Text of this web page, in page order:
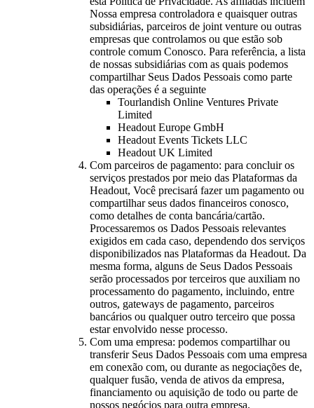
Nossa empresa controladora e quaisquer outras
subsidiárias, parceiros de joint venture ou outras
empresas que controlamos ou que estão sob
controle comum Conosco. Para referência, a lista
de nossas subsidiárias com as quais podemos
compartilhar Seus Dados Pessoais como parte
das operações é a seguinte
Tourlandish Online Ventures Private
Limited
Headout Europe GmbH
Headout Events Tickets LLC
Headout UK Limited
Com parceiros de pagamento: para concluir os
serviços prestados por meio das Plataformas da
Headout, Você precisará fazer um pagamento ou
compartilhar seus dados financeiros conosco,
como detalhes de conta bancária/cartão.
Processaremos os Dados Pessoais relevantes
exigidos em cada caso, dependendo dos serviços
disponibilizados nas Plataformas da Headout. Da
mesma forma, alguns de Seus Dados Pessoais
serão processados por terceiros que auxiliam no
processamento do pagamento, incluindo, entre
outros, gateways de pagamento, parceiros
bancários ou qualquer outro terceiro que possa
estar envolvido nesse processo.
Com uma empresa: podemos compartilhar ou
transferir Seus Dados Pessoais com uma empresa
em conexão com, ou durante as negociações de,
qualquer fusão, venda de ativos da empresa,
financiamento ou aquisição de todo ou parte de
nossos negócios para outra empresa.